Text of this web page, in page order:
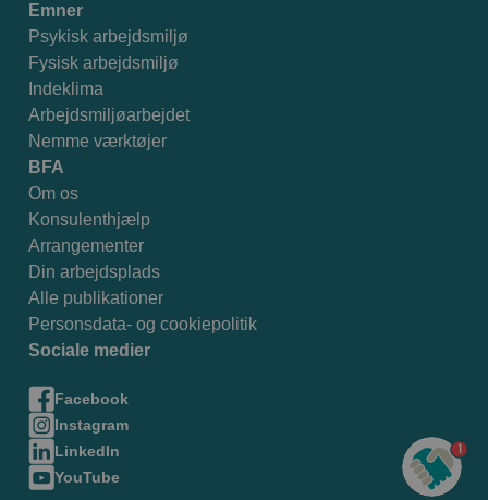
Emner
Psykisk arbejdsmiljø
Fysisk arbejdsmiljø
Indeklima
Arbejdsmiljøarbejdet
Nemme værktøjer
BFA
Om os
Konsulenthjælp
Arrangementer
Din arbejdsplads
Alle publikationer
Personsdata- og cookiepolitik
Sociale medier
Facebook
Instagram
LinkedIn
YouTube
1